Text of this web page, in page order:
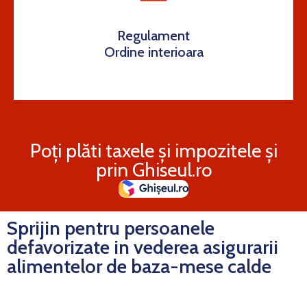
Regulament
Ordine interioara
Poți plăti taxele și impozitele și
prin Ghiseul.ro
Sprijin pentru persoanele
defavorizate in vederea asigurarii
alimentelor de baza-mese calde